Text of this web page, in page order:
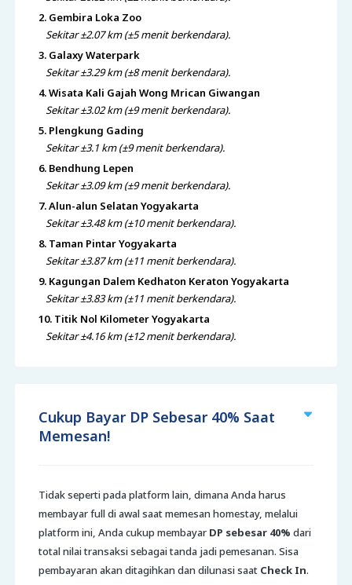
2. Gembira Loka Zoo
Sekitar ±2.07 km (±5 menit berkendara).
3. Galaxy Waterpark
Sekitar ±3.29 km (±8 menit berkendara).
4. Wisata Kali Gajah Wong Mrican Giwangan
Sekitar ±3.02 km (±9 menit berkendara).
5. Plengkung Gading
Sekitar ±3.1 km (±9 menit berkendara).
6. Bendhung Lepen
Sekitar ±3.09 km (±9 menit berkendara).
7. Alun-alun Selatan Yogyakarta
Sekitar ±3.48 km (±10 menit berkendara).
8. Taman Pintar Yogyakarta
Sekitar ±3.87 km (±11 menit berkendara).
9. Kagungan Dalem Kedhaton Keraton Yogyakarta
Sekitar ±3.83 km (±11 menit berkendara).
10. Titik Nol Kilometer Yogyakarta
Sekitar ±4.16 km (±12 menit berkendara).
Cukup Bayar DP Sebesar 40% Saat
Memesan!
Tidak seperti pada platform lain, dimana Anda harus
membayar full di awal saat memesan homestay, melalui
platform ini, Anda cukup membayar DP sebesar 40% dari
total nilai transaksi sebagai tanda jadi pemesanan. Sisa
pembayaran akan ditagihkan dan dilunasi saat Check In.